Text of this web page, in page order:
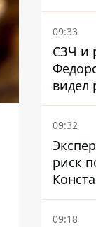
Егоза,
диких
09:33
СЗЧ и
видел
09:32
риск
09:18